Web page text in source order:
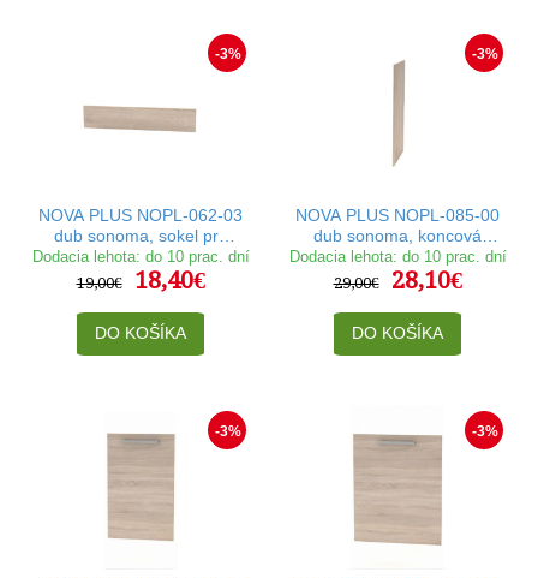
-3%
NOVA PLUS NOPL-062-03
dub sonoma, sokel pre
umývačku v šírke 45 cm
Dodacia lehota: do 10 prac. dní
19,00€
18,40€
DO KOŠÍKA
-3%
NOVA PLUS NOPL-085-00
dub sonoma, koncová
doska v hrúbke 1,6 cm
Dodacia lehota: do 10 prac. dní
29,00€
28,10€
DO KOŠÍKA
-3% -3%